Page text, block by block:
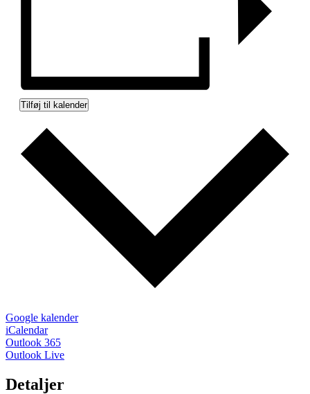
Tilføj til kalender
Google kalender
iCalendar
Outlook 365
Outlook Live
Detaljer